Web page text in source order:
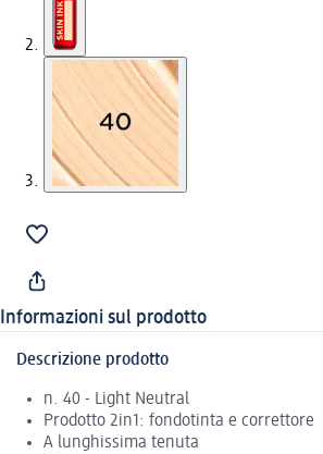
Informazioni sul prodotto
Descrizione prodotto
n. 40 - Light Neutral
Prodotto 2in1: fondotinta e correttore
A lunghissima tenuta